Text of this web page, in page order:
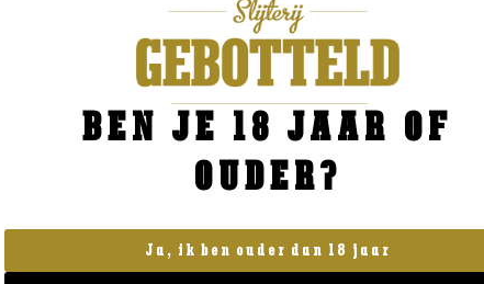
Epicuro Nero d’Avola
BESTELLEN
Italië
Epicuro Vermentino
8,49
BESTELLEN
BEN JE 18 JAAR OF
OUDER?
Ja, ik ben ouder dan 18 jaar